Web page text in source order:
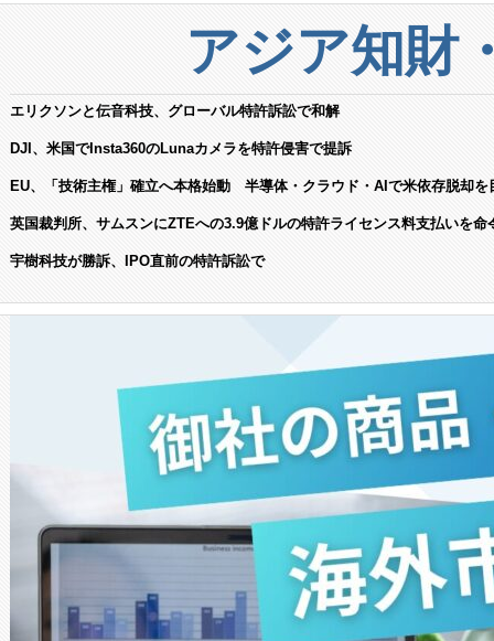
アジア知財
エリクソンと伝音科技、グローバル特許訴訟で和解
DJI、米国でInsta360のLunaカメラを特許侵害で提訴
EU、「技術主権」確立へ本格始動 半導体・クラウド・AIで米依存脱却を
英国裁判所、サムスンにZTEへの3.9億ドルの特許ライセンス料支払いを命
宇樹科技が勝訴、IPO直前の特許訴訟で